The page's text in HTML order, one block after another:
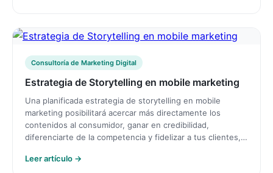
Consultoría de Marketing Digital
Estrategia de Storytelling en mobile marketing
Una planificada estrategia de storytelling en mobile
marketing posibilitará acercar más directamente los
contenidos al consumidor, ganar en credibilidad,
diferenciarte de la competencia y fidelizar a tus clientes,…
Leer artículo →